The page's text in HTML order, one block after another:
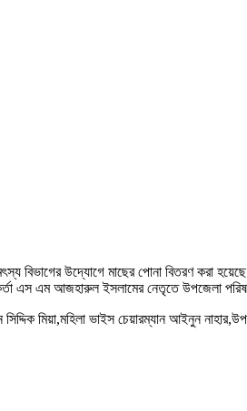
বিভাগের উদ্যোগে মাছের পোনা বিতরণ করা
এম আজহারুল ইসলামের নেতৃতে উপজেলা পরিষদ
মিয়া,মহিলা ভাইস চেয়ারম্যান আইনুন